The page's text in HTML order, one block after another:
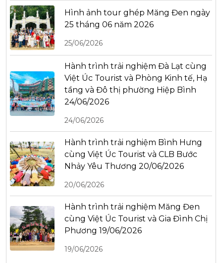
Hình ảnh tour ghép Măng Đen ngày
25 tháng 06 năm 2026
25/06/2026
Hành trình trải nghiệm Đà Lạt cùng
Việt Úc Tourist và Phòng Kinh tế, Hạ
tầng và Đô thị phường Hiệp Bình
24/06/2026
24/06/2026
Hành trình trải nghiệm Bình Hưng
cùng Việt Úc Tourist và CLB Bước
Nhảy Yêu Thương 20/06/2026
20/06/2026
Hành trình trải nghiệm Măng Đen
cùng Việt Úc Tourist và Gia Đình Chị
Phương 19/06/2026
19/06/2026